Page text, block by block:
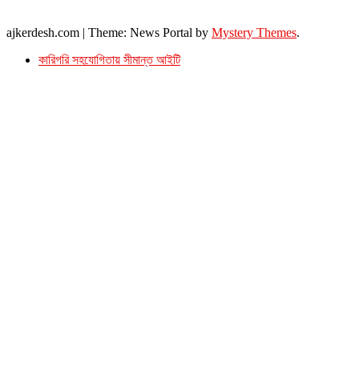
ajkerdesh.com | Theme: News Portal by Mystery Themes.
কারিগরি সহযোগিতায় সীমান্ত আইটি